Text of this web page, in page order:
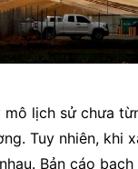
lịch sử chưa
Tuy nhiên, khi
Bản cáo